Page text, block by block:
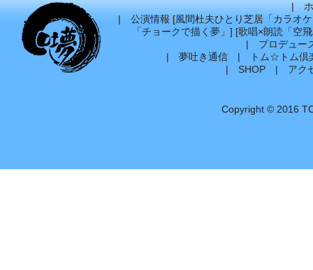
|
| 公演情報 [風間杜夫ひとり芝居「カラオ
「チョークで描く夢」 ] [歌唱×朗読「空
| プロデュー
| 夢吐き通信|
トム☆トム倶
| SHOP | アク
Copyright © 2016